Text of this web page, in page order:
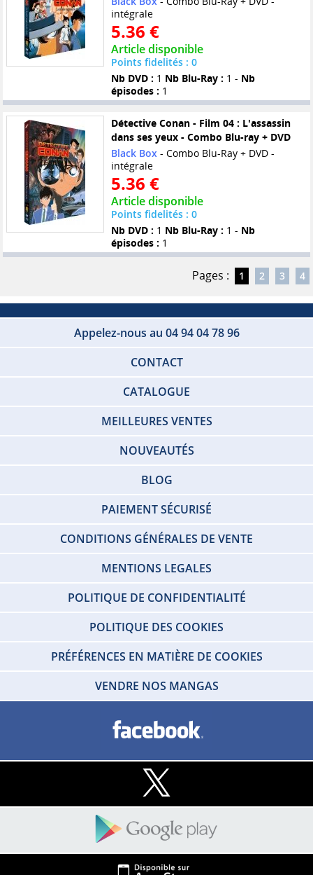
intégrale
5.36 €
Article disponible
Points fidelités : 0
Nb DVD : 1 Nb Blu-Ray : 1 - Nb
épisodes : 1
Détective Conan - Film 04 : L'assassin
dans ses yeux - Combo Blu-ray + DVD
Black Box - Combo Blu-Ray + DVD -
intégrale
5.36 €
Article disponible
Points fidelités : 0
Nb DVD : 1 Nb Blu-Ray : 1 - Nb
épisodes : 1
Pages : 1 2 3 4
Appelez-nous au 04 94 04 78 96
CONTACT
CATALOGUE
MEILLEURES VENTES
NOUVEAUTÉS
BLOG
PAIEMENT SÉCURISÉ
CONDITIONS GÉNÉRALES DE VENTE
MENTIONS LEGALES
POLITIQUE DE CONFIDENTIALITÉ
POLITIQUE DES COOKIES
PRÉFÉRENCES EN MATIÈRE DE COOKIES
VENDRE NOS MANGAS